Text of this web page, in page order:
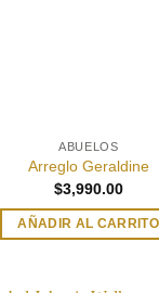
ABUELOS
Arreglo Geraldine
$3,990.00
AÑADIR AL CARRITO